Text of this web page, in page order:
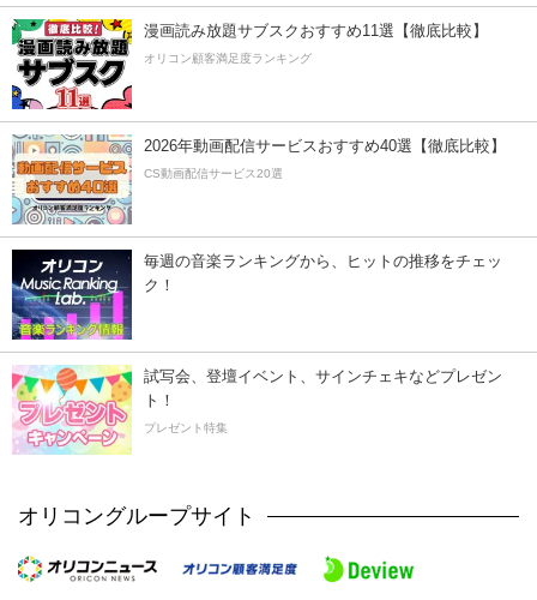
漫画読み放題サブスクおすすめ11選【徹底比較】
オリコン顧客満足度ランキング
2026年動画配信サービスおすすめ40選【徹底比較】
CS動画配信サービス20選
毎週の音楽ランキングから、ヒットの推移をチェッ
ク！
試写会、登壇イベント、サインチェキなどプレゼン
ト！
プレゼント特集
オリコングループサイト